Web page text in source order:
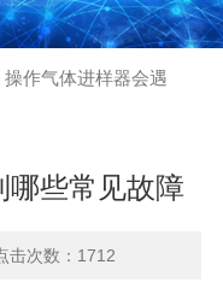
操作气体进样器会遇
哪些常见故障
次数：1712